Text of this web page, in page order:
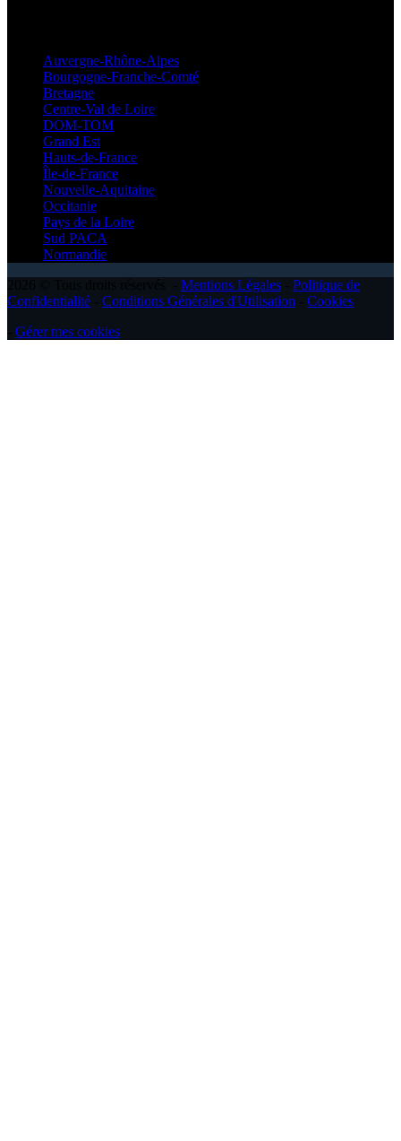
Auvergne-Rhône-Alpes
Bourgogne-Franche-Comté
Bretagne
Centre-Val de Loire
DOM-TOM
Grand Est
Hauts-de-France
Île-de-France
Nouvelle-Aquitaine
Occitanie
Pays de la Loire
Sud PACA
Normandie
Mentions Légales
Politique de
Confidentialité
Conditions Générales d'Utilisation
Cookies
Gérer mes cookies